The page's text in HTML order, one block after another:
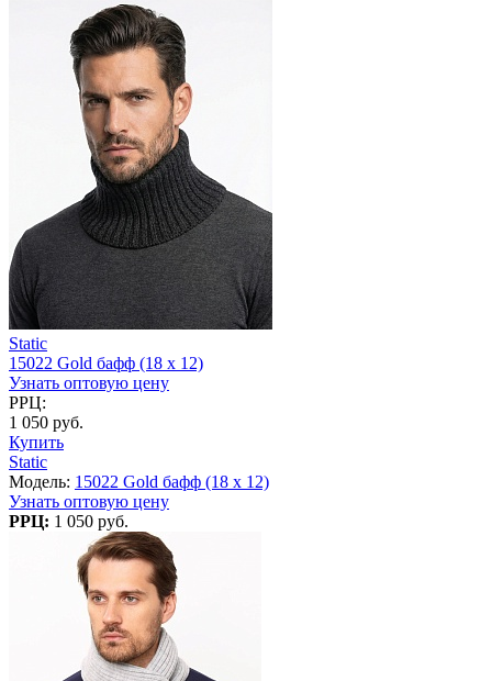
Static
15022 Gold бафф (18 x 12)
Узнать оптовую цену
РРЦ:
1 050 руб.
Купить
Static
Модель: 15022 Gold бафф (18 x 12)
Узнать оптовую цену
РРЦ: 1 050 руб.